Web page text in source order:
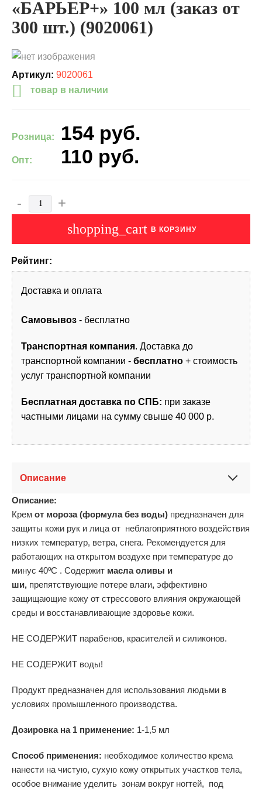
«БАРЬЕР+» 100 мл (заказ от
300 шт.) (9020061)
Артикул: 9020061
товар в наличии
Розница: 154 руб.
Опт: 110 руб.
- +
shopping_cart В КОРЗИНУ
Рейтинг:
Доставка и оплата
Самовывоз - бесплатно
Транспортная компания. Доставка до
транспортной компании - бесплатно + стоимость
услуг транспортной компании
Бесплатная доставка по СПБ: при заказе
частными лицами на сумму свыше 40 000 р.
Описание
Описание:
Крем от мороза (формула без воды) предназначен для
защиты кожи рук и лица от неблагоприятного воздействия
низких температур, ветра, снега. Рекомендуется для
работающих на открытом воздухе при температуре до
минус 40ºС . Содержит масла оливы и
ши, препятствующие потере влаги, эффективно
защищающие кожу от стрессового влияния окружающей
среды и восстанавливающие здоровье кожи.
НЕ СОДЕРЖИТ парабенов, красителей и силиконов.
НЕ СОДЕРЖИТ воды!
Продукт предназначен для использования людьми в
условиях промышленного производства.
Дозировка на 1 применение: 1-1,5 мл
Способ применения: необходимое количество крема
нанести на чистую, сухую кожу открытых участков тела,
особое внимание уделить зонам вокруг ногтей, под